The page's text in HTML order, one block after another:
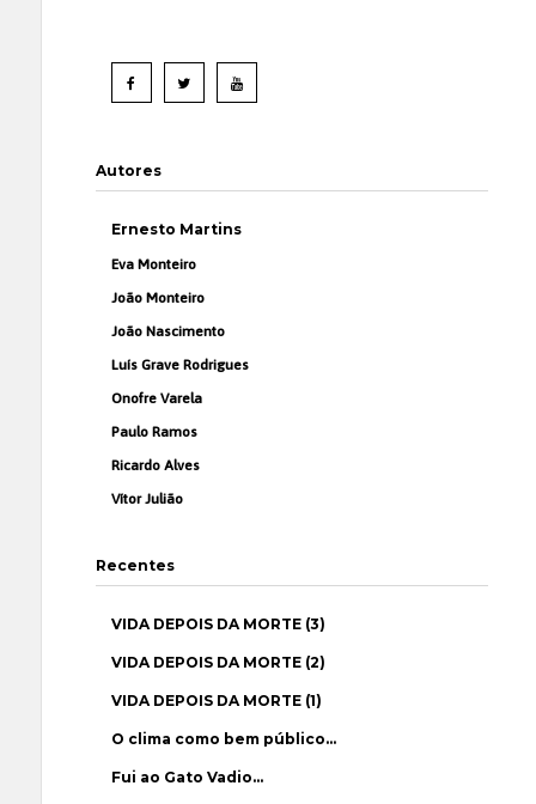
Autores
Ernesto Martins
Eva Monteiro
João Monteiro
João Nascimento
Luís Grave Rodrigues
Onofre Varela
Paulo Ramos
Ricardo Alves
Vítor Julião
Recentes
VIDA DEPOIS DA MORTE (3)
VIDA DEPOIS DA MORTE (2)
VIDA DEPOIS DA MORTE (1)
O clima como bem público…
Fui ao Gato Vadio…